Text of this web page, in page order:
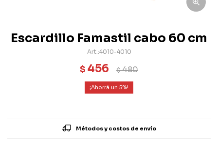
Escardillo Famastil cabo 60 cm
4010-4010
$ 456 $480
5
Métodos y costos de envío